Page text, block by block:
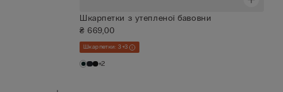
Шкарпетки з утепленої бавовни
₴ 669,00
Шкарпетки: 3+3
+2